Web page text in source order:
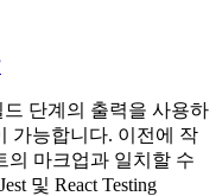
단계의 출력을 사용하
가능합니다. 이전에 작
의 마크업과 일치할 수
및 React Testing